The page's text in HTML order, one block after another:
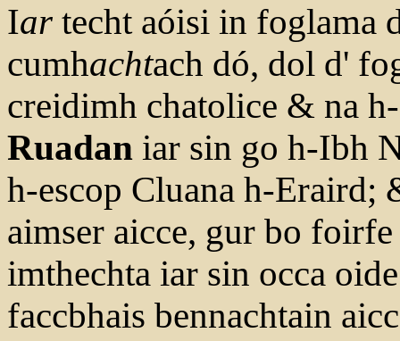
Iar techt aóisi in foglama
cumhachtach dó, dol d'
creidimh chatolice & na
Ruadan iar sin go h-Ibh
h-escop Cluana h-
aimser aicce, gur bo
imthechta iar sin occa
faccbhais bennachtain